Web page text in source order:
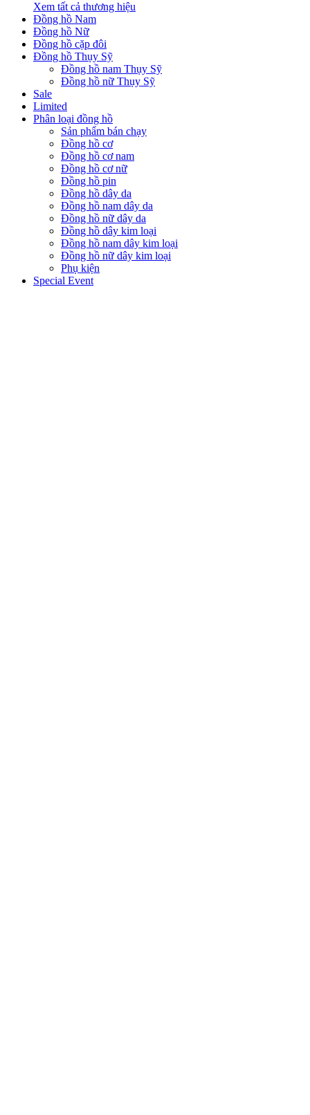
Xem tất cả thương hiệu
Đồng hồ Nam
Đồng hồ Nữ
Đồng hồ cặp đôi
Đồng hồ Thụy Sỹ
Đồng hồ nam Thụy Sỹ
Đồng hồ nữ Thụy Sỹ
Sale
Limited
Phân loại đồng hồ
Sản phẩm bán chạy
Đồng hồ cơ
Đồng hồ cơ nam
Đồng hồ cơ nữ
Đồng hồ pin
Đồng hồ dây da
Đồng hồ nam dây da
Đồng hồ nữ dây da
Đồng hồ dây kim loại
Đồng hồ nam dây kim loại
Đồng hồ nữ dây kim loại
Phụ kiện
Special Event